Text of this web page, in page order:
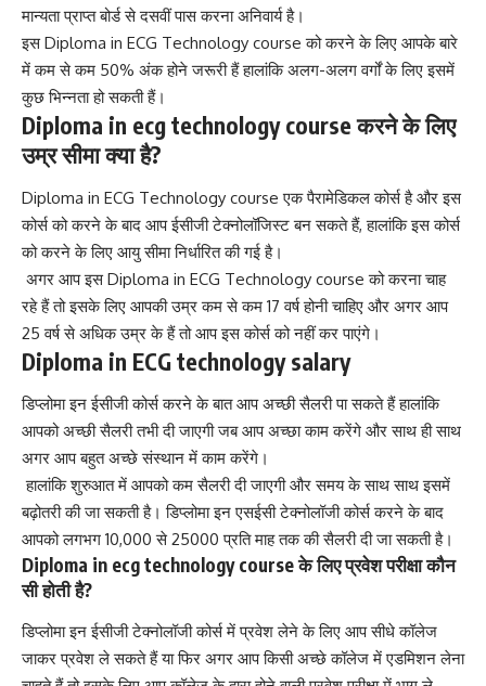
मान्यता प्राप्त बोर्ड से दसवीं पास करना अनिवार्य है।
इस Diploma in ECG Technology course को करने के लिए आपके बारे
में कम से कम 50% अंक होने जरूरी हैं हालांकि अलग-अलग वर्गों के लिए इसमें
कुछ भिन्नता हो सकती हैं।
Diploma in ecg technology course करने के लिए
उम्र सीमा क्या है?
Diploma in ECG Technology course एक पैरामेडिकल कोर्स है और इस
कोर्स को करने के बाद आप ईसीजी टेक्नोलॉजिस्ट बन सकते हैं, हालांकि इस कोर्स
को करने के लिए आयु सीमा निर्धारित की गई है।
अगर आप इस Diploma in ECG Technology course को करना चाह
रहे हैं तो इसके लिए आपकी उम्र कम से कम 17 वर्ष होनी चाहिए और अगर आप
25 वर्ष से अधिक उम्र के हैं तो आप इस कोर्स को नहीं कर पाएंगे।
Diploma in ECG technology salary
डिप्लोमा इन ईसीजी कोर्स करने के बात आप अच्छी सैलरी पा सकते हैं हालांकि
आपको अच्छी सैलरी तभी दी जाएगी जब आप अच्छा काम करेंगे और साथ ही साथ
अगर आप बहुत अच्छे संस्थान में काम करेंगे।
हालांकि शुरुआत में आपको कम सैलरी दी जाएगी और समय के साथ साथ इसमें
बढ़ोतरी की जा सकती है। डिप्लोमा इन एसईसी टेक्नोलॉजी कोर्स करने के बाद
आपको लगभग 10,000 से 25000 प्रति माह तक की सैलरी दी जा सकती है।
Diploma in ecg technology course के लिए प्रवेश परीक्षा कौन
सी होती है?
डिप्लोमा इन ईसीजी टेक्नोलॉजी कोर्स में प्रवेश लेने के लिए आप सीधे कॉलेज
जाकर प्रवेश ले सकते हैं या फिर अगर आप किसी अच्छे कॉलेज में एडमिशन लेना